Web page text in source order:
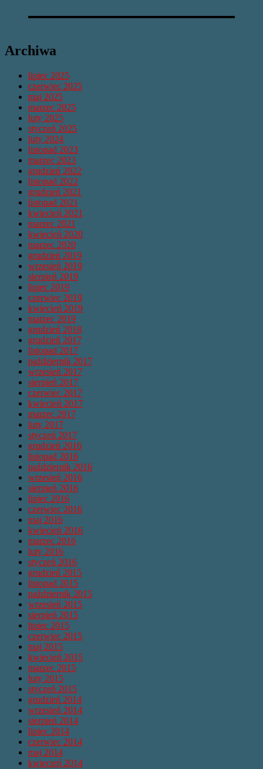
Archiwa
lipiec 2025
czerwiec 2025
maj 2025
marzec 2025
luty 2025
styczeń 2025
luty 2024
listopad 2023
marzec 2023
grudzień 2022
listopad 2022
grudzień 2021
listopad 2021
kwiecień 2021
marzec 2021
kwiecień 2020
marzec 2020
grudzień 2019
wrzesień 2019
sierpień 2019
lipiec 2019
czerwiec 2019
kwiecień 2019
marzec 2019
grudzień 2018
grudzień 2017
listopad 2017
październik 2017
wrzesień 2017
sierpień 2017
czerwiec 2017
kwiecień 2017
marzec 2017
luty 2017
styczeń 2017
grudzień 2016
listopad 2016
październik 2016
wrzesień 2016
sierpień 2016
lipiec 2016
czerwiec 2016
maj 2016
kwiecień 2016
marzec 2016
luty 2016
styczeń 2016
grudzień 2015
listopad 2015
październik 2015
wrzesień 2015
sierpień 2015
lipiec 2015
czerwiec 2015
maj 2015
kwiecień 2015
marzec 2015
luty 2015
styczeń 2015
grudzień 2014
wrzesień 2014
sierpień 2014
lipiec 2014
czerwiec 2014
maj 2014
kwiecień 2014